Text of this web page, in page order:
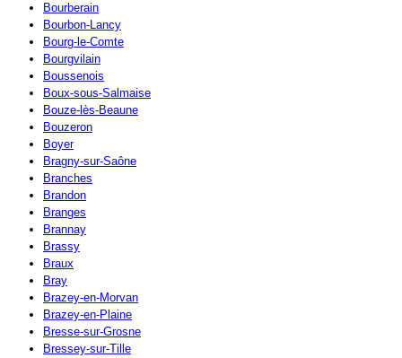
Bourberain
Bourbon-Lancy
Bourg-le-Comte
Bourgvilain
Boussenois
Boux-sous-Salmaise
Bouze-lès-Beaune
Bouzeron
Boyer
Bragny-sur-Saône
Branches
Brandon
Branges
Brannay
Brassy
Braux
Bray
Brazey-en-Morvan
Brazey-en-Plaine
Bresse-sur-Grosne
Bressey-sur-Tille